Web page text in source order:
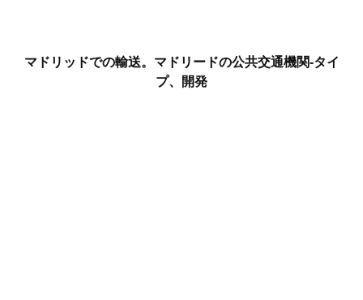
マドリッドでの輸送。マドリードの公共交通機関-タイ
プ、開発